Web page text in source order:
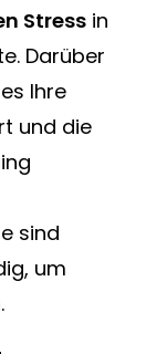
Stress in
Darüber
Ihre
und die
sind
um